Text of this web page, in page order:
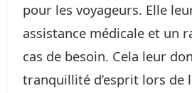
pour les voyageurs. Elle
assistance médicale et un
cas de besoin. Cela leur
tranquillité d’esprit lors de